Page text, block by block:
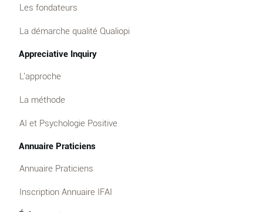
Les fondateurs
La démarche qualité Qualiopi
Appreciative Inquiry
L'approche
La méthode
AI et Psychologie Positive
Annuaire Praticiens
Annuaire Praticiens
Inscription Annuaire IFAI